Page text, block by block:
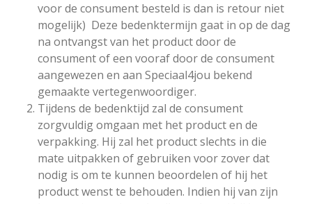
voor de consument besteld is dan is retour niet
mogelijk) Deze bedenktermijn gaat in op de dag
na ontvangst van het product door de
consument of een vooraf door de consument
aangewezen en aan Speciaal4jou bekend
gemaakte vertegenwoordiger.
Tijdens de bedenktijd zal de consument
zorgvuldig omgaan met het product en de
verpakking. Hij zal het product slechts in die
mate uitpakken of gebruiken voor zover dat
nodig is om te kunnen beoordelen of hij het
product wenst te behouden. Indien hij van zijn